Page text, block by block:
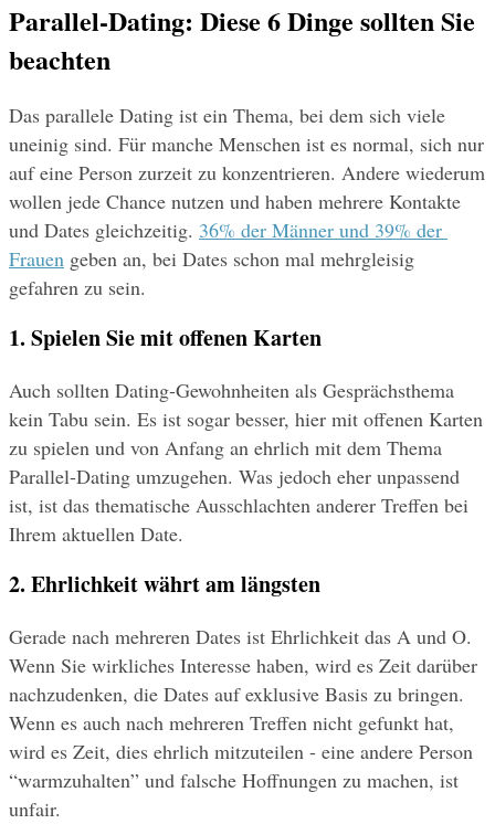
Parallel-Dating: Diese 6 Dinge sollten Sie
beachten
Das parallele Dating ist ein Thema, bei dem sich viele
uneinig sind. Für manche Menschen ist es normal, sich nur
auf eine Person zurzeit zu konzentrieren. Andere wiederum
wollen jede Chance nutzen und haben mehrere Kontakte
und Dates gleichzeitig. 36% der Männer und 39% der
Frauen geben an, bei Dates schon mal mehrgleisig
gefahren zu sein.
1. Spielen Sie mit offenen Karten
Auch sollten Dating-Gewohnheiten als Gesprächsthema
kein Tabu sein. Es ist sogar besser, hier mit offenen Karten
zu spielen und von Anfang an ehrlich mit dem Thema
Parallel-Dating umzugehen. Was jedoch eher unpassend
ist, ist das thematische Ausschlachten anderer Treffen bei
Ihrem aktuellen Date.
2. Ehrlichkeit währt am längsten
Gerade nach mehreren Dates ist Ehrlichkeit das A und O.
Wenn Sie wirkliches Interesse haben, wird es Zeit darüber
nachzudenken, die Dates auf exklusive Basis zu bringen.
Wenn es auch nach mehreren Treffen nicht gefunkt hat,
wird es Zeit, dies ehrlich mitzuteilen - eine andere Person
“warmzuhalten” und falsche Hoffnungen zu machen, ist
unfair.